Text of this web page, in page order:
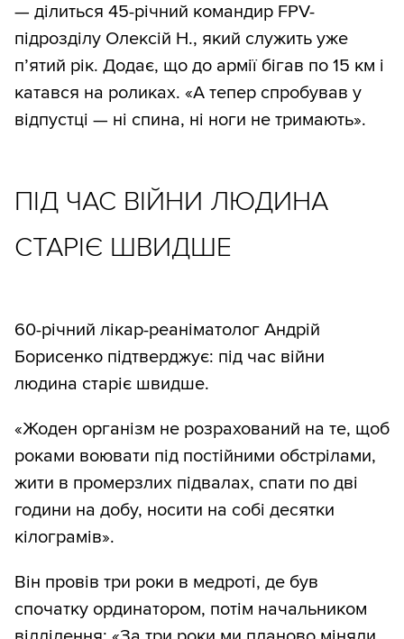
— ділиться 45-річний командир FPV-
підрозділу Олексій Н., який служить уже
пʼятий рік. Додає, що до армії бігав по 15 км і
катався на роликах. «А тепер спробував у
відпустці — ні спина, ні ноги не тримають».
ПІД ЧАС ВІЙНИ ЛЮДИНА
СТАРІЄ ШВИДШЕ
60-річний лікар-реаніматолог Андрій
Борисенко підтверджує: під час війни
людина старіє швидше.
«Жоден організм не розрахований на те, щоб
роками воювати під постійними обстрілами,
жити в промерзлих підвалах, спати по дві
години на добу, носити на собі десятки
кілограмів».
Він провів три роки в медроті, де був
спочатку ординатором, потім начальником